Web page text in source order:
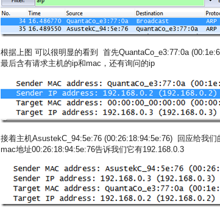
根据上图 可以很明显的看到 首先QuantaCo_e3:77:0a
最后含有请求主机的ip和mac，还有询问的ip
接着主机AsustekC_94:5e:76 (00:26:18:94:5e:76) 回应给我
mac地址00:26:18:94:5e:76告诉我们它有192.168.0.3